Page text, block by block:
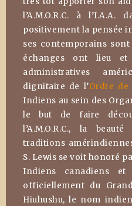
l’A.M.O.R.C. à
positivement la pensée
ses contemporains
échanges ont lieu et
administratives
dignitaire de l’Ordre de
Indiens au sein des
le but de faire
l’A.M.O.R.C., la
traditions
S. Lewis se voit honoré
Indiens canadiens
officiellement du
Hiuhushu, le nom